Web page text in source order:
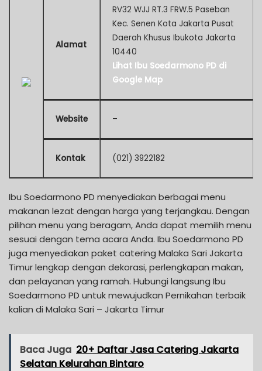
Alamat
RV32 WJJ RT.3 FRW.5 Paseban
Kec. Senen Kota Jakarta Pusat
Daerah Khusus Ibukota Jakarta
10440
Lihat Ibu Soedarmono PD di
Google Map
Website –
Kontak (021) 3922182
Ibu Soedarmono PD menyediakan berbagai menu
makanan lezat dengan harga yang terjangkau. Dengan
pilihan menu yang beragam, Anda dapat memilih menu
sesuai dengan tema acara Anda. Ibu Soedarmono PD
juga menyediakan paket catering Malaka Sari Jakarta
Timur lengkap dengan dekorasi, perlengkapan makan,
dan pelayanan yang ramah. Hubungi langsung Ibu
Soedarmono PD untuk mewujudkan Pernikahan terbaik
kalian di Malaka Sari – Jakarta Timur
Baca Juga 20+ Daftar Jasa Catering Jakarta
Selatan Kelurahan Bintaro